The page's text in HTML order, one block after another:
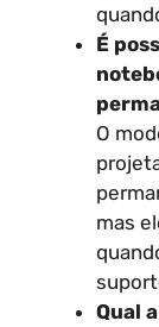
É
O
mas
Qual